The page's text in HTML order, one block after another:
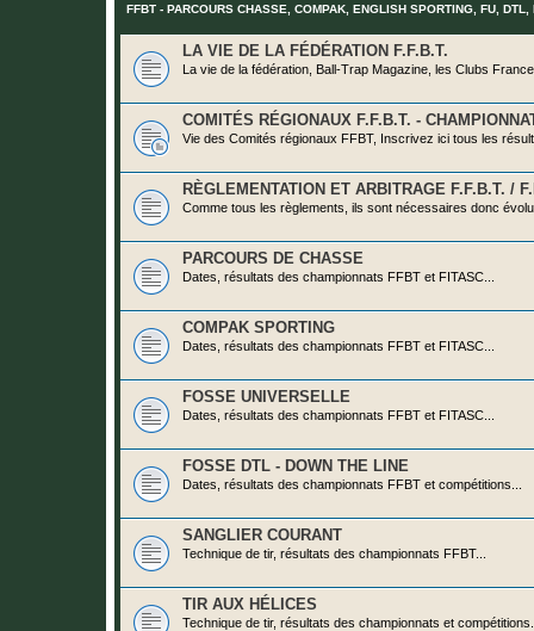
FFBT - PARCOURS CHASSE, COMPAK, ENGLISH SPORTING, FU,
LA VIE DE LA FÉDÉRATION F.F.B.T.
La vie de la fédération, Ball-Trap Magazine, les Clubs
COMITÉS RÉGIONAUX F.F.B.T. -
Vie des Comités régionaux FFBT, Inscrivez ici tous les
RÈGLEMENTATION ET ARBITRAGE F.F.B.T. /
Comme tous les règlements, ils sont nécessaires donc
PARCOURS DE CHASSE
Dates, résultats des championnats FFBT et FITASC...
COMPAK SPORTING
Dates, résultats des championnats FFBT et FITASC...
FOSSE UNIVERSELLE
Dates, résultats des championnats FFBT et FITASC...
FOSSE DTL - DOWN THE LINE
Dates, résultats des championnats FFBT et compétitions...
SANGLIER COURANT
Technique de tir, résultats des championnats FFBT...
TIR AUX HÉLICES
Technique de tir, résultats des championnats et compétitions...